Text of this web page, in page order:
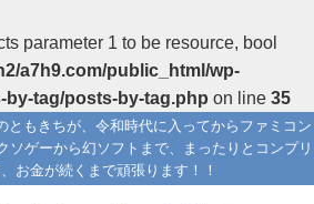
parameter 1 to be resource, bool
a7h9.com/public_html/wp-
tag/posts-by-tag.php on line 35
ともきちが、令和時代に入ってからファミコン
ソゲーから幻ソフトまで、まったりとコンプリ
お金が続くまで頑張ります！！